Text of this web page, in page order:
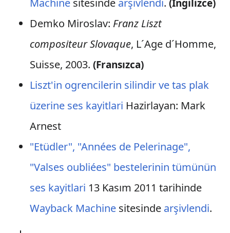
(İngilizce)
Demko Miroslav: Franz Liszt
compositeur Slovaque, L´Age d´Homme,
Suisse, 2003. (Fransızca)
Liszt'in ogrencilerin silindir ve tas plak
üzerine ses kayitlari Hazirlayan: Mark
Arnest
"Etüdler", "Années de Pelerinage",
"Valses oubliées" bestelerinin tümünün
ses kayitlari 13 Kasım 2011 tarihinde
Wayback Machinesitesinde arşivlendi.